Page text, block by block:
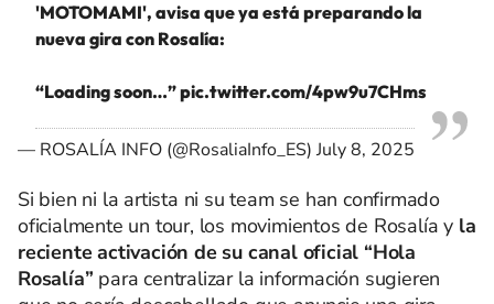
'MOTOMAMI', avisa que ya está preparando la
nueva gira con Rosalía:
“Loading soon…”pic.twitter.com/4pw9u7CHms
— ROSALÍA INFO (@RosaliaInfo_ES)July 8, 2025
Si bien ni la artista ni su team se han confirmado
oficialmente un tour, los movimientos de Rosalía y la
reciente activación de su canal oficial “Hola
Rosalía” para centralizar la información sugieren